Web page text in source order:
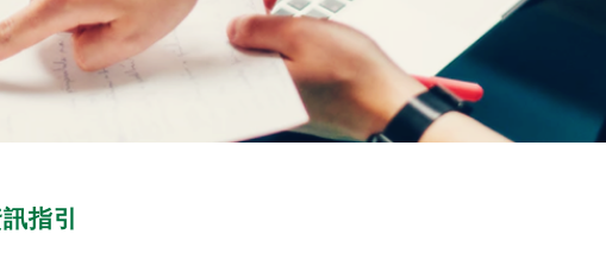
指引